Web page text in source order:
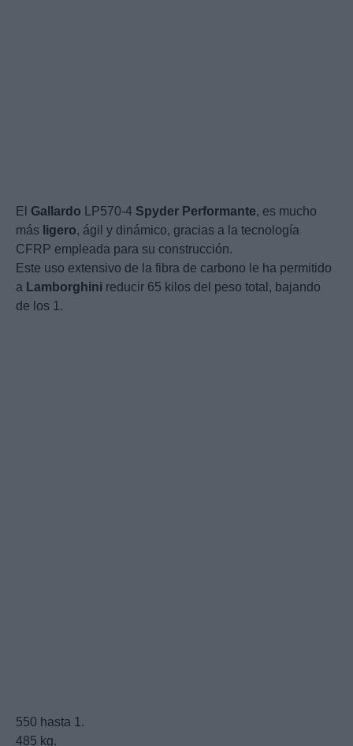
El Gallardo LP570-4 Spyder Performante, es mucho
más ligero, ágil y dinámico, gracias a la tecnología
CFRP empleada para su construcción.
Este uso extensivo de la fibra de carbono le ha permitido
a Lamborghini reducir 65 kilos del peso total, bajando
de los 1.
550 hasta 1.
485 kg.